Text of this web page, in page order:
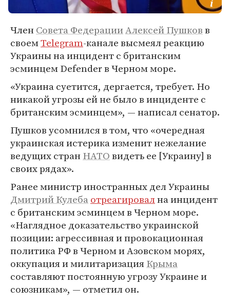
ЧленСовета ФедерацииАлексей Пушковв
своемTelegram-канале высмеял реакцию
Украины на инцидент с британским
эсминцем Defender в Черном море.
«Украина суетится, дергается, требует. Но
никакой угрозы ей не было в инциденте с
британским эсминцем», — написал сенатор.
Пушков усомнился в том, что «очередная
украинская истерика изменит нежелание
ведущих странНАТОвидеть ее [Украину] в
своих рядах».
Ранее министр иностранных дел Украины
Дмитрий Кулебаотреагировална инцидент
с британским эсминцем в Черном море.
«Наглядное доказательство украинской
позиции: агрессивная и провокационная
политика РФ в Черном и Азовском морях,
оккупация и милитаризацияКрыма
составляют постоянную угрозу Украине и
союзникам», — отметил он.